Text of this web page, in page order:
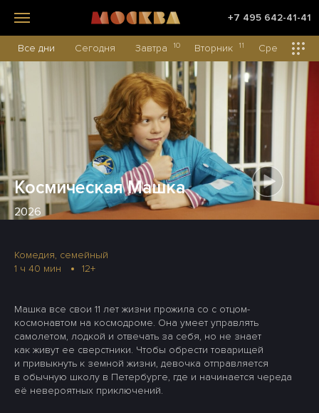
+7 495 642-41-41
Все дни Сегодня Завтра 10 Вторник 11 Среда 12
Космическая Машка
2026
Комедия, семейный
1 ч 40 мин
12+
Машка все свои 11 лет жизни прожила со с отцом-
космонавтом на космодроме. Она умеет управлять
самолетом, лодкой и отвечать за себя, но не знает
как живут ее сверстники. Чтобы обрести товарищей
и привыкнуть к земной жизни, девочка отправляется
в обычную школу в Петербурге, где и начинается череда
её невероятных приключений.